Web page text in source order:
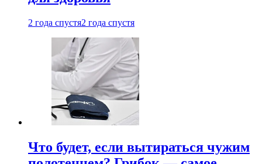
2 года спустя2 года спустя
Что будет, если вытираться чужим